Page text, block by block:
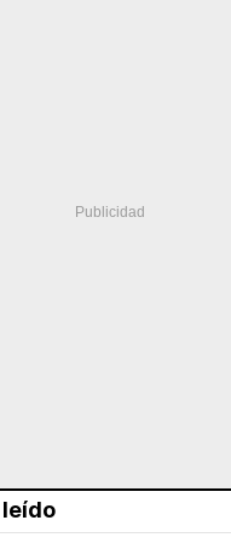
leído